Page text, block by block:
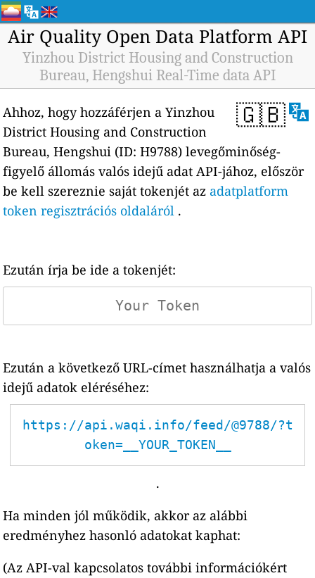
Air Quality Open Data Platform API
Yinzhou District Housing and Construction
Bureau, Hengshui Real-Time data API
🇬🇧
Ahhoz, hogy hozzáférjen a Yinzhou
District Housing and Construction
Bureau, Hengshui (ID: H9788) levegőminőség-
figyelő állomás valós idejű adat API-jához, először
be kell szereznie saját tokenjét az adatplatform
token regisztrációs oldaláról .
Ezután írja be ide a tokenjét:
Ezután a következő URL-címet használhatja a valós
idejű adatok eléréséhez:
https://api.waqi.info/feed/@9788/?t
oken=__YOUR_TOKEN__
.
Ha minden jól működik, akkor az alábbi
eredményhez hasonló adatokat kaphat:
(Az API-val kapcsolatos további információkért